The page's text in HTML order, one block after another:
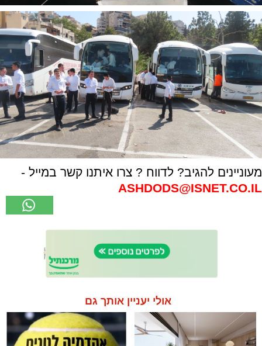
מעוניינים להגיב? לדווח ? צרו איתנו קשר במייל -
ASHDODS@ISNET.CO.IL
אולי יעניין אותך גם